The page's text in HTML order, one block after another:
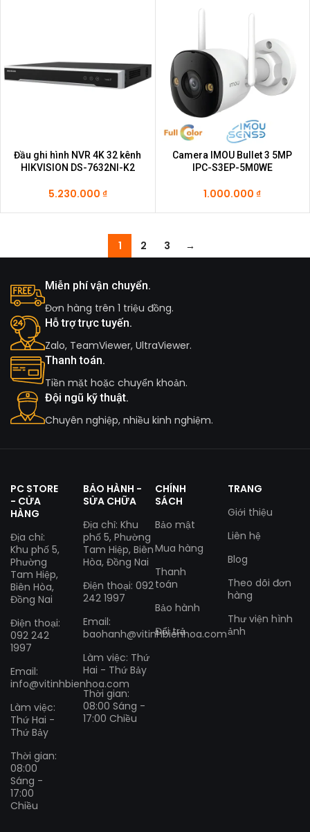
Đầu ghi hình NVR 4K 32 kênh
HIKVISION DS-7632NI-K2
5.230.000 ₫
Camera IMOU Bullet 3 5MP
IPC-S3EP-5M0WE
1.000.000₫
1 2 3 →
Miễn phí vận chuyển.
Đơn hàng trên 1 triệu đồng.
Hỗ trợ trực tuyến.
Zalo, TeamViewer, UltraViewer.
Thanh toán.
Tiền mặt hoặc chuyển khoản.
Đội ngũ kỹ thuật.
Chuyên nghiệp, nhiều kinh nghiệm.
PC STORE
- CỬA
HÀNG
Địa chỉ:
Khu phố 5,
Phường
Tam Hiệp,
Biên Hòa,
Đồng Nai
Điện thoại:
092 242
1997
Email:
info@vitinhbienhoa.com
Làm việc:
Thứ Hai -
Thứ Bảy
Thời gian:
08:00
Sáng -
17:00
Chiều
BẢO HÀNH -
SỬA CHỮA
Địa chỉ: Khu
phố 5, Phường
Tam Hiệp, Biên
Hòa, Đồng Nai
Điện thoại: 092
242 1997
Email:
baohanh@vitinhbienhoa.com
Làm việc: Thứ
Hai - Thứ Bảy
Thời gian:
08:00 Sáng -
17:00 Chiều
CHÍNH
SÁCH
Bảo mật
Mua hàng
Thanh
toán
Bảo hành
Đổi trả
TRANG
Giới thiệu
Liên hệ
Blog
Theo dõi đơn
hàng
Thư viện hình
ảnh